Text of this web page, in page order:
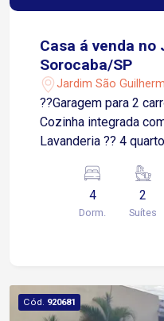
Casa á venda no
Sorocaba/SP
Jardim São
??Garagem para 2
Cozinha integrada
Lavanderia ?? 4
lenha ?? Forno de
pronto para receber
4
Dorm.
2
Suítes
Cód. 920681